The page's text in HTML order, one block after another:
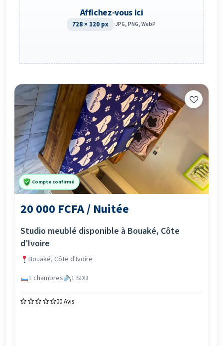
Affichez-vous ici
728 × 120 px ·JPG, PNG, WebP
Compte confirmé
20 000 FCFA / Nuitée
Studio meublé disponible à Bouaké, Côte
d’Ivoire
Bouaké, Côte d'Ivoire
1 chambres
1 SDB
00 Avis